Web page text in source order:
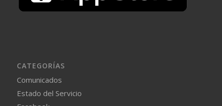
CATEGORÍAS
Comunicados
Estado del Servicio